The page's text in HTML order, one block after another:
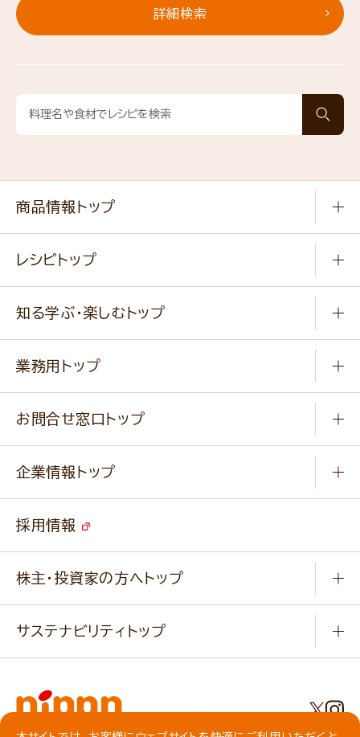
詳細検索
商品情報トップ
健康食品・他
新商品・リニューアル商品
通販サイト一覧
レシピトップ
作り方動画
みなさまのレシピはこちら
知る学ぶ・楽しむトップ
ふっくらパンをつくりましょう
キャンペーン
業務用トップ
ニップンの アマニ 業務用サイト
ベジカフェブランドサイト
お問合せ窓口トップ
改善事例
業務用商品のお問合せ
企業情報トップ
事業紹介
経営理念・経営方針・行動規範・行動指針
ニップンの歴史
事業場・工場一覧
採用情報
株主・投資家の方へトップ
IR情報
IRライブラリ
サステナビリティトップ
基本方針